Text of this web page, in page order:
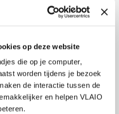
op deze website
die op je computer,
worden tijdens je bezoek
de interactie tussen de
en helpen VLAIO
en uitdagingen geven aan
worden. Kantelmomenten
economie (bv. groei,
op sociaal vlak (bv. familiale
lokaal ondernermerschap);
bewust bestaande verweving
acties te ondernemen;
door actief op zoek te gaan naar
wonen en werken naast en